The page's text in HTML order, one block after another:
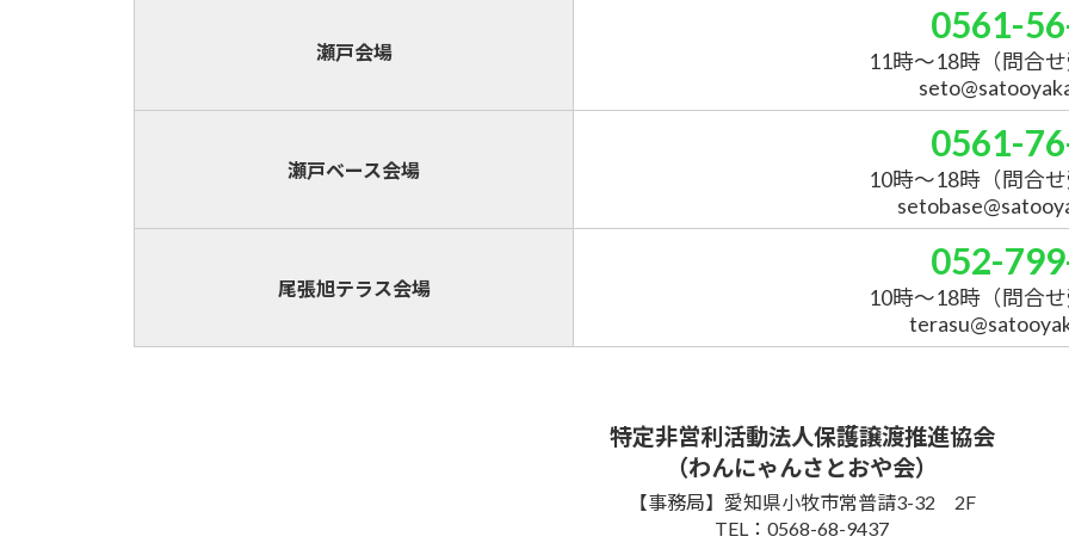
瀬戸会場
0561-
11時～18時 （問合
瀬戸ベース会場
0561-
10時～18時 （問合
尾張旭テラス会場
052-
10時～18時 （問合
特定非営利活動法人保護譲渡推進協会
（わんにゃんさとおや会）
【事務局】愛知県小牧市常普請3-32 2F
TEL：0568-68-9437